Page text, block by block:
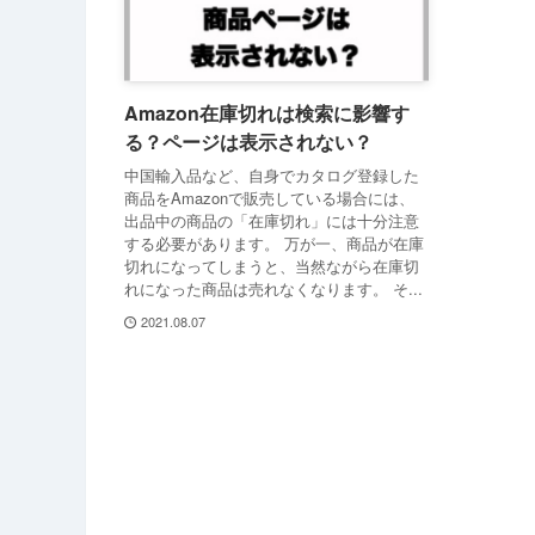
Amazon在庫切れは検索に影響す
る？ページは表示されない？
中国輸入品など、自身でカタログ登録した
商品をAmazonで販売している場合には、
出品中の商品の「在庫切れ」には十分注意
する必要があります。 万が一、商品が在庫
切れになってしまうと、当然ながら在庫切
れになった商品は売れなくなります。 そ...
2021.08.07